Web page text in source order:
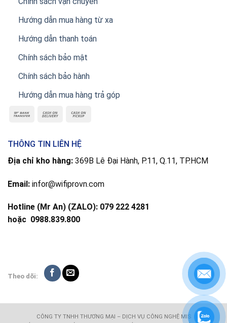
Hướng dẫn mua hàng từ xa
Hướng dẫn thanh toán
Chính sách bảo mật
Chính sách bảo hành
Hướng dẫn mua hàng trả góp
THÔNG TIN LIÊN HỆ
Địa chỉ kho hàng: 369B Lê Đại Hành, P.11, Q.11, TP.HCM
Email: infor@wifiprovn.com
Hotline (Mr An) (ZALO): 079 222 4281
hoặc 0988.839.800
Theo dõi:
CÔNG TY TNHH THƯƠNG MẠI – DỊCH VỤ CÔNG NGHỆ MIS